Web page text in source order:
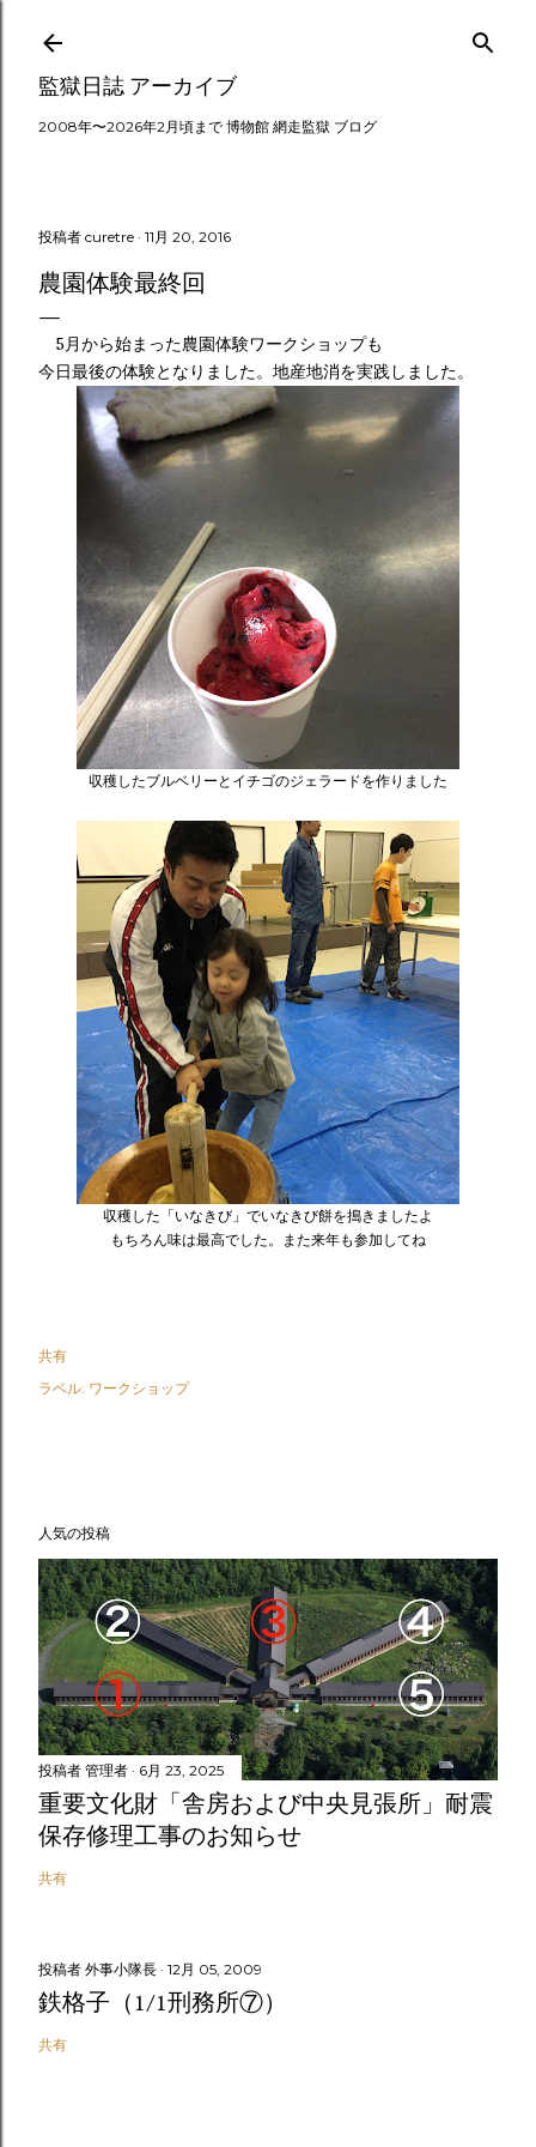
スキップしてメイン コンテンツに移動
監獄日誌 アーカイブ
2008年〜2026年2月頃まで 博物館 網走監獄 ブログ
投稿者 curetre 11月 20, 2016
農園体験最終回
5月から始まった農園体験ワークショップも
今日最後の体験となりました。地産地消を実践しました。
収穫したブルベリーとイチゴのジェラードを作りました
収穫した「いなきび」でいなきび餅を搗きましたよ
もちろん味は最高でした。また来年も参加してね
共有
ラベル: ワークショップ
人気の投稿
投稿者 管理者 6月 23, 2025
重要文化財「舎房および中央見張所」耐震
保存修理工事のお知らせ
共有
投稿者 外事小隊長 12月 05, 2009
鉄格子（1/1刑務所⑦）
共有